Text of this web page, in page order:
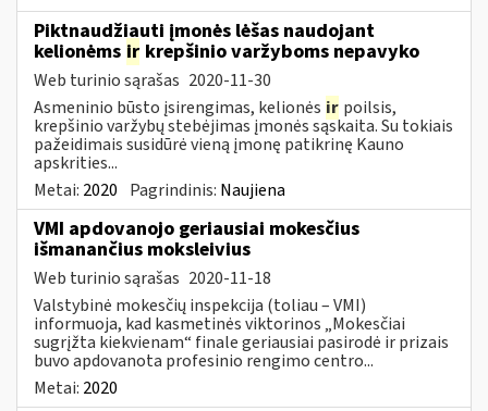
Piktnaudžiauti įmonės lėšas naudojant
kelionėms ir krepšinio varžyboms nepavyko
Web turinio sąrašas 2020-11-30
Asmeninio būsto įsirengimas, kelionės ir poilsis,
krepšinio varžybų stebėjimas įmonės sąskaita. Su tokiais
pažeidimais susidūrė vieną įmonę patikrinę Kauno
apskrities...
Metai: 2020 Pagrindinis: Naujiena
VMI apdovanojo geriausiai mokesčius
išmanančius moksleivius
Web turinio sąrašas 2020-11-18
Valstybinė mokesčių inspekcija (toliau – VMI)
informuoja, kad kasmetinės viktorinos „Mokesčiai
sugrįžta kiekvienam“ finale geriausiai pasirodė ir prizais
buvo apdovanota profesinio rengimo centro...
Metai: 2020